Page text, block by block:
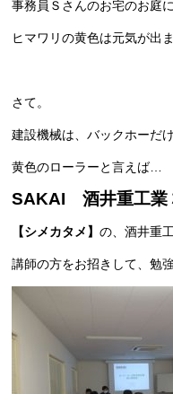
事務員Ｓさんのお宅のお庭
ヒマワリの黄色は元気が出
さて。
建設機械は、バックホーだ
黄色のローラーと言えば…
SAKAI 酒井重工業
【シメカタメ】の、酒井重
講師の方をお招きして、勉